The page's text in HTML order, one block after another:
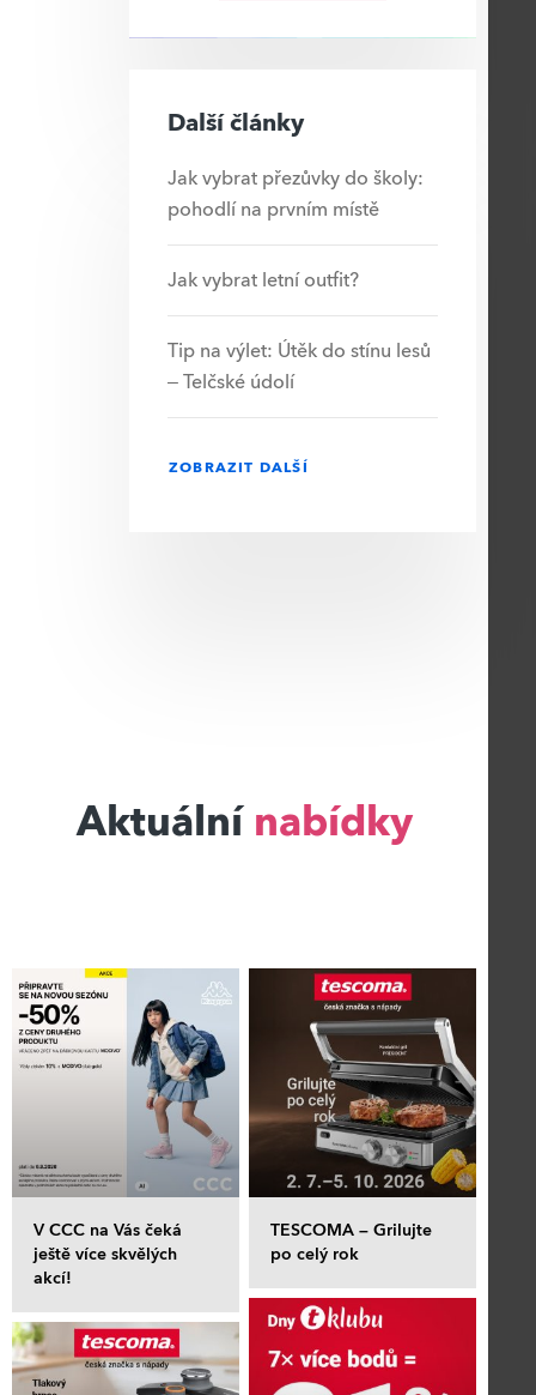
Další články
Jak vybrat přezůvky do školy:
pohodlí na prvním místě
Jak vybrat letní outfit?
Tip na výlet: Útěk do stínu lesů
– Telčské údolí
ZOBRAZIT DALŠÍ
Aktuální nabídky
V CCC na Vás čeká
ještě více skvělých
akcí!
TESCOMA – Grilujte
po celý rok